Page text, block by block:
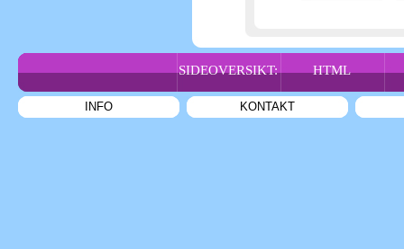
SIDEOVERSIKT: HTML
INFO KONTAKT